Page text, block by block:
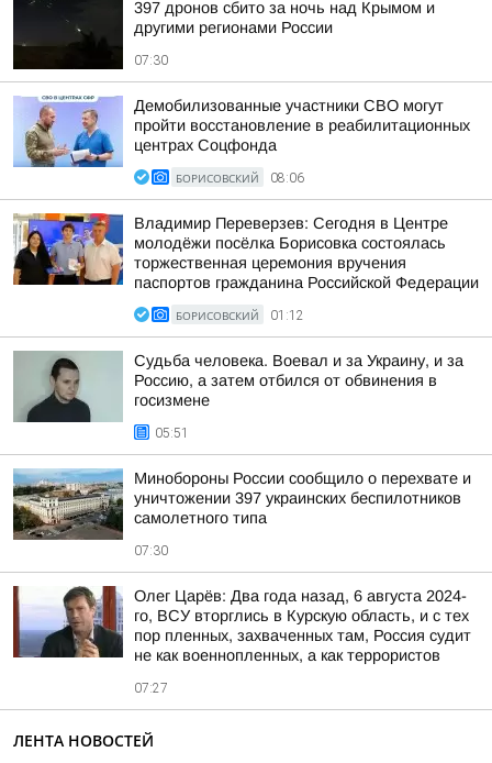
397 дронов сбито за ночь над Крымом и
другими регионами России
07:30
Демобилизованные участники СВО могут
пройти восстановление в реабилитационных
центрах Соцфонда
БОРИСОВСКИЙ 08:06
Владимир Переверзев: Сегодня в Центре
молодёжи посёлка Борисовка состоялась
торжественная церемония вручения
паспортов гражданина Российской Федерации
БОРИСОВСКИЙ 01:12
Судьба человека. Воевал и за Украину, и за
Россию, а затем отбился от обвинения в
госизмене
05:51
Минобороны России сообщило о перехвате и
уничтожении 397 украинских беспилотников
самолетного типа
07:30
Олег Царёв: Два года назад, 6 августа 2024-
го, ВСУ вторглись в Курскую область, и с тех
пор пленных, захваченных там, Россия судит
не как военнопленных, а как террористов
07:27
ЛЕНТА НОВОСТЕЙ